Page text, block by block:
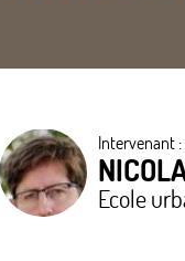
Intervenant :
Ecole